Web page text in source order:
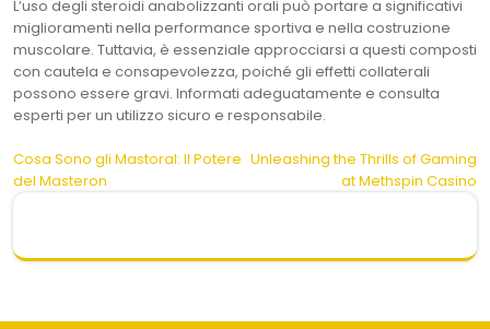
L’uso degli steroidi anabolizzanti orali può portare a significativi
miglioramenti nella performance sportiva e nella costruzione
muscolare. Tuttavia, è essenziale approcciarsi a questi composti
con cautela e consapevolezza, poiché gli effetti collaterali
possono essere gravi. Informati adeguatamente e consulta
esperti per un utilizzo sicuro e responsabile.
Post
navigation
Cosa Sono gli Mastoral: Il Potere
del Masteron
Unleashing the Thrills of Gaming
at Methspin Casino